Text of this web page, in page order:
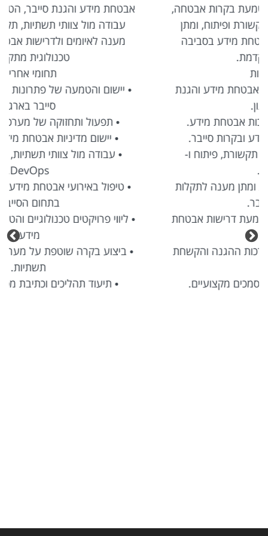
אבטחת מידע והגנת סייבר, הטמעת בקרות אבטחה,
עבודה מול צוותי תשתיות, תקשורת ופיתוח, ומתן
מענה לאיומים ולדרישות אבטחת מידע בסביבה
• יישום והטמעה של פתרונות אבטחת מידע והגנת
• תפעול ותחזוקה של מערכות אבטחת מידע.
• יישום מדיניות אבטחת מידע ובקרות סייבר.
• עבודה מול צוותי תשתיות, תקשורת, פיתוח ו-
• טיפול באירועי אבטחת מידע ומתן מענה לתקלות
• ליווי פרויקטים טכנולוגיים והטמעת דרישות אבטחת
• ביצוע בקרה שוטפת על מערכות ההגנה והקשחת
• תיעוד תהליכים וכתיבת מסמכים מקצועיים.